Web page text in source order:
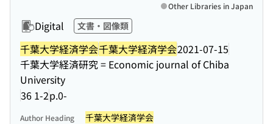
Digital 文書・図像類
千葉大学経済学会千葉大学経済学会2021-07-15
千葉大学経済研究 = Economic journal of Chiba
University
36 1-2p.0-
Other Libraries in Japan
Author Heading 千葉大学経済学会